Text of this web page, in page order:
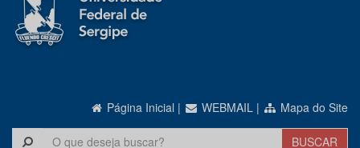
Página Inicial | WEBMAIL | Mapa do Site